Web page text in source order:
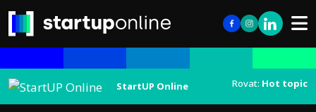
StartUP Online Rovat: Hot topic